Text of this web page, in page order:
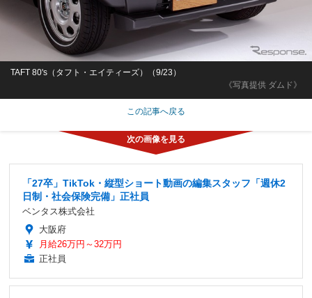
《写真提供 ダムド》
TAFT 80's（タフト・エイティーズ）（9/23）
この記事へ戻る
「27卒」TikTok・縦型ショート動画の編集スタッフ「週休2
日制・社会保険完備」正社員
ベンタス株式会社
大阪府
月給26万円～32万円
正社員